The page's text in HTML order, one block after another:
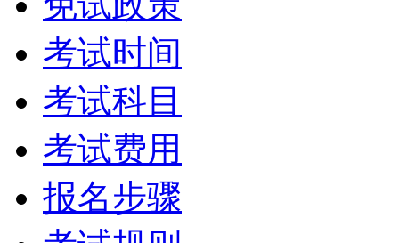
考试时间
考试科目
考试费用
报名步骤